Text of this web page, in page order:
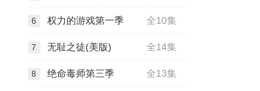
全10集
6 权力的游戏第一季
全14集
7 无耻之徒(美版)
全13集
8 绝命毒师第三季